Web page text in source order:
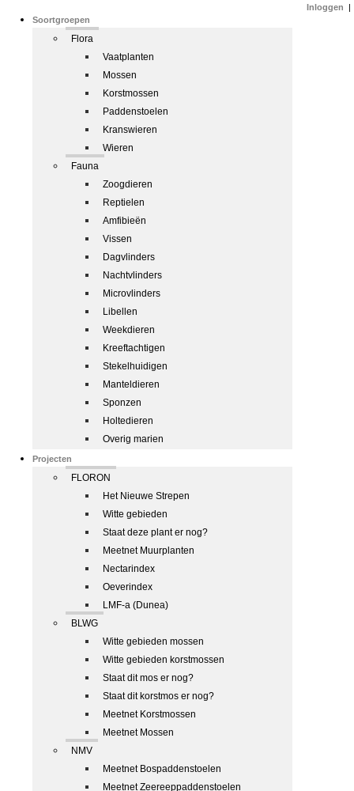
Soortgroepen
Flora
Vaatplanten
Mossen
Korstmossen
Paddenstoelen
Kranswieren
Wieren
Fauna
Zoogdieren
Reptielen
Amfibieën
Vissen
Dagvlinders
Nachtvlinders
Microvlinders
Libellen
Weekdieren
Kreeftachtigen
Stekelhuidigen
Manteldieren
Sponzen
Holtedieren
Overig marien
Projecten
FLORON
Het Nieuwe Strepen
Witte gebieden
Staat deze plant er nog?
Meetnet Muurplanten
Nectarindex
Oeverindex
LMF-a (Dunea)
BLWG
Witte gebieden mossen
Witte gebieden korstmossen
Staat dit mos er nog?
Staat dit korstmos er nog?
Meetnet Korstmossen
Meetnet Mossen
NMV
Meetnet Bospaddenstoelen
Meetnet Zeereeppaddenstoelen
Inloggen |